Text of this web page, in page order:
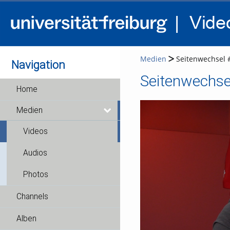
Navigation
Home
Medien
Videos
Audios
Photos
Channels
Alben
Medien Seitenwechsel